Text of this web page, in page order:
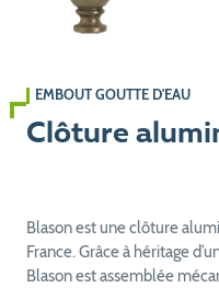
EMBOUT GOUTTE D'EAU
Clôture
Blason est une clôture
France. Grâce à héritage
Blason est assemblée